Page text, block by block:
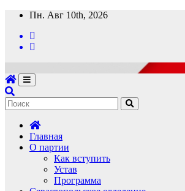
Перейти
содержимому
Пн. Авг 10th, 2026
Главная
О партии
Как вступить
Устав
Программа